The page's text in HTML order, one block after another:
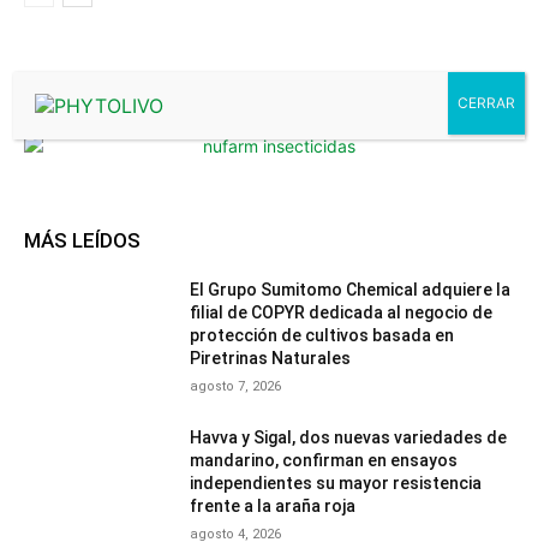
MÁS LEÍDOS
El Grupo Sumitomo Chemical adquiere la
filial de COPYR dedicada al negocio de
protección de cultivos basada en
Piretrinas Naturales
agosto 7, 2026
Havva y Sigal, dos nuevas variedades de
mandarino, confirman en ensayos
independientes su mayor resistencia
frente a la araña roja
agosto 4, 2026